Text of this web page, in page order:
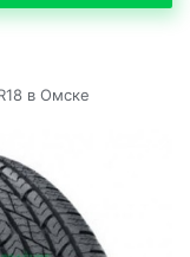
в Омске